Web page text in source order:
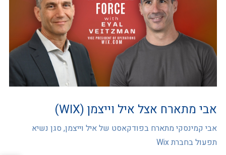
אבי מתארח אצל איל וייצמן (WIX)
אבי קמינסקי מתארח בפודקאסט של איל וייצמן, סגן נשיא
תפעול בחברת Wix